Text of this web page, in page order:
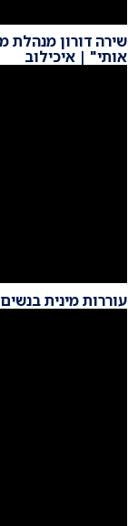
שירה דורון
אותי" | איכילוב
עוררות מינית